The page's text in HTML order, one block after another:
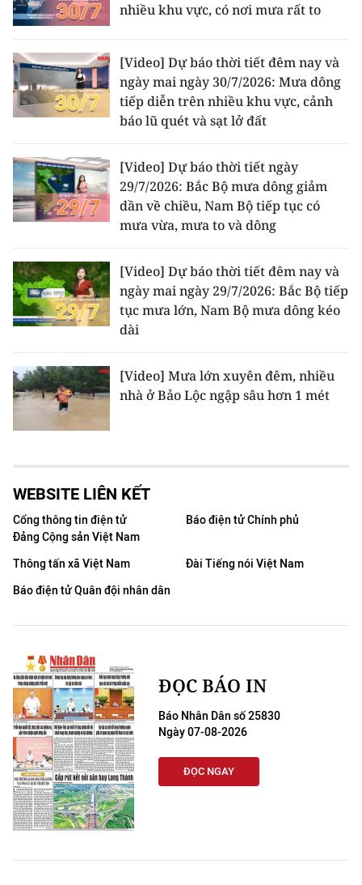
nhiều khu vực, có nơi mưa rất to
[Video] Dự báo thời tiết đêm nay và
ngày mai ngày 30/7/2026: Mưa dông
tiếp diễn trên nhiều khu vực, cảnh
báo lũ quét và sạt lở đất
[Video] Dự báo thời tiết ngày
29/7/2026: Bắc Bộ mưa dông giảm
dần về chiều, Nam Bộ tiếp tục có
mưa vừa, mưa to và dông
[Video] Dự báo thời tiết đêm nay và
ngày mai ngày 29/7/2026: Bắc Bộ tiếp
tục mưa lớn, Nam Bộ mưa dông kéo
dài
[Video] Mưa lớn xuyên đêm, nhiều
nhà ở Bảo Lộc ngập sâu hơn 1 mét
WEBSITE LIÊN KẾT
Cổng thông tin điện tử
Đảng Cộng sản Việt Nam
Báo điện tử Chính phủ
Thông tấn xã Việt Nam
Đài Tiếng nói Việt Nam
Báo điện tử Quân đội nhân dân
ĐỌC BÁO IN
Báo Nhân Dân số 25830
Ngày 07-08-2026
ĐỌC NGAY